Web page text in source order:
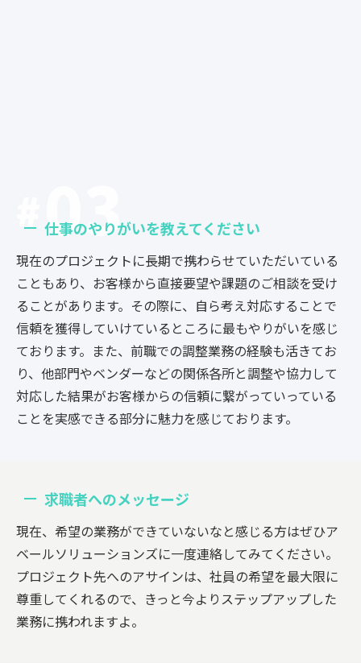
03
仕事のやりがいを教えてください
現在のプロジェクトに長期で携わらせていただいている
こともあり、お客様から直接要望や課題のご相談を受け
ることがあります。 その際に、自ら考え対応することで
信頼を獲得していけているところに最もやりがいを感じ
ております。 また、前職での調整業務の経験も活きてお
り、他部門やベンダーなどの関係各所と調整や協力して
対応した結果がお客様からの信頼に繋がっていっている
ことを実感できる部分に魅力を感じております。
求職者へのメッセージ
現在、希望の業務ができていないなと感じる方はぜひア
ベールソリューションズに一度連絡してみてください。
プロジェクト先へのアサインは、社員の希望を最大限に
尊重してくれるので、きっと今よりステップアップした
業務に携われますよ。